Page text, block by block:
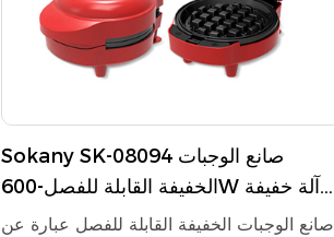
Sokany SK-08094 صانع الوجبات
الخفيفة القابلة للفصل-600W آلة خفيفة
غير قابلة للعلاقة مع تقطيع القصاصات
صانع الوجبات الخفيفة القابلة للفصل عبارة عن